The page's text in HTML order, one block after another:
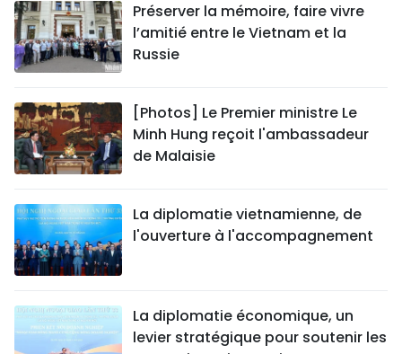
Préserver la mémoire, faire vivre
l’amitié entre le Vietnam et la
Russie
[Photos] Le Premier ministre Le
Minh Hung reçoit l'ambassadeur
de Malaisie
La diplomatie vietnamienne, de
l'ouverture à l'accompagnement
La diplomatie économique, un
levier stratégique pour soutenir les